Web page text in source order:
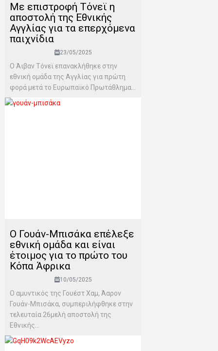
Mε επιστροφή Τόνεϊ η
αποστολή της Εθνικής
Αγγλίας για τα επερχόμενα
παιχνίδια
23/05/2025
Ο Άιβαν Τόνεϊ επανακλήθηκε στην
εθνική ομάδα της Αγγλίας για πρώτη
φορά μετά το Ευρωπαϊκό Πρωτάθλημα...
Ο Γουάν-Μπισάκα επέλεξε
εθνική ομάδα και είναι
έτοιμος για το πρώτο του
Κόπα Άφρικα
10/05/2025
Ο αμυντικός της Γουέστ Χαμ, Άαρον
Γουάν-Μπισάκα, συμπεριλήφθηκε στην
τελευταία 26μελή αποστολή της
Εθνικής...